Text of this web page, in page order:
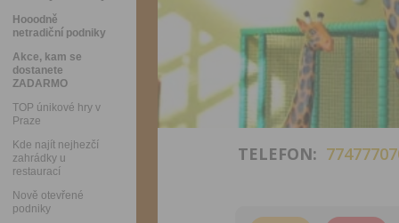
Hooodně
netradiční podniky
Akce, kam se
dostanete
ZADARMO
TOP únikové hry v
Praze
Kde najít nejhezčí
zahrádky u
restaurací
Nově otevřené
podniky
TELEFON: